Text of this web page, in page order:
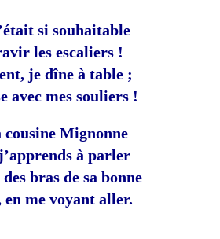
si souhaitable
les escaliers !
je dîne à table ;
avec mes souliers !
cousine Mignonne
à parler
bras de sa bonne
en me voyant aller.